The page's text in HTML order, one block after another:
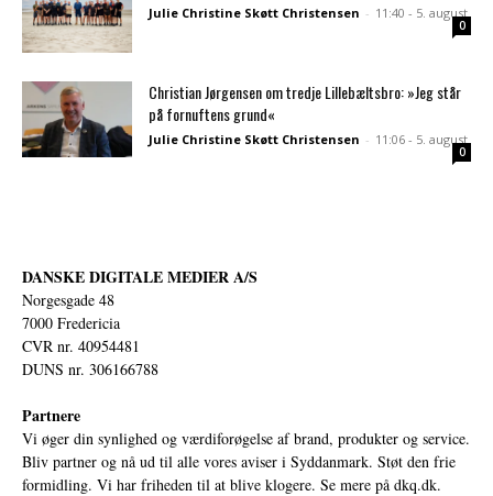
Julie Christine Skøtt Christensen - 11:40 - 5. august
0
Christian Jørgensen om tredje Lillebæltsbro: »Jeg står
på fornuftens grund«
Julie Christine Skøtt Christensen - 11:06 - 5. august
0
DANSKE DIGITALE MEDIER A/S
Norgesgade 48
7000 Fredericia
CVR nr. 40954481
DUNS nr. 306166788
Partnere
Vi øger din synlighed og værdiforøgelse af brand, produkter og service.
Bliv partner og nå ud til alle vores aviser i Syddanmark. Støt den frie
formidling. Vi har friheden til at blive klogere. Se mere på dkq.dk.